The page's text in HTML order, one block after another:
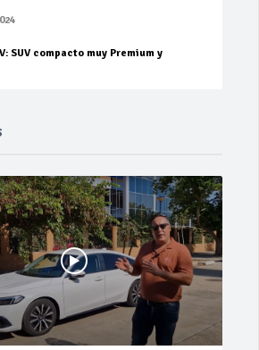
SUV compacto muy Premium y